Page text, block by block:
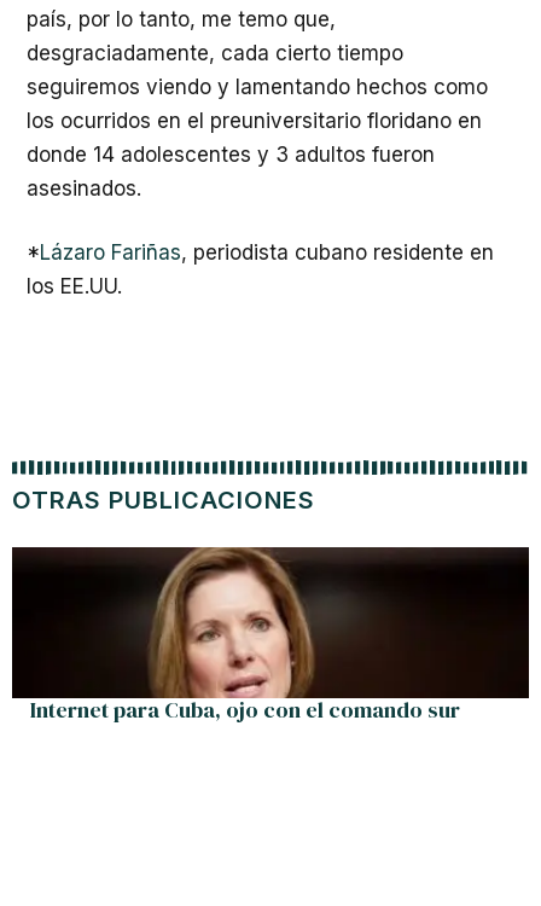
país, por lo tanto, me temo que,
desgraciadamente, cada cierto tiempo
seguiremos viendo y lamentando hechos como
los ocurridos en el preuniversitario floridano en
donde 14 adolescentes y 3 adultos fueron
asesinados.
*Lázaro Fariñas, periodista cubano residente en
los EE.UU.
OTRAS PUBLICACIONES
Internet para Cuba, ojo con el comando sur